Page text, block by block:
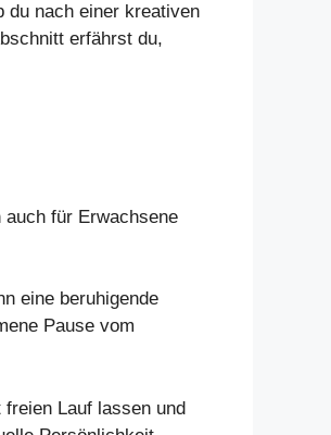
du nach einer kreativen
erfährst du,
für Erwachsene
eine beruhigende
Pause vom
Lauf lassen und